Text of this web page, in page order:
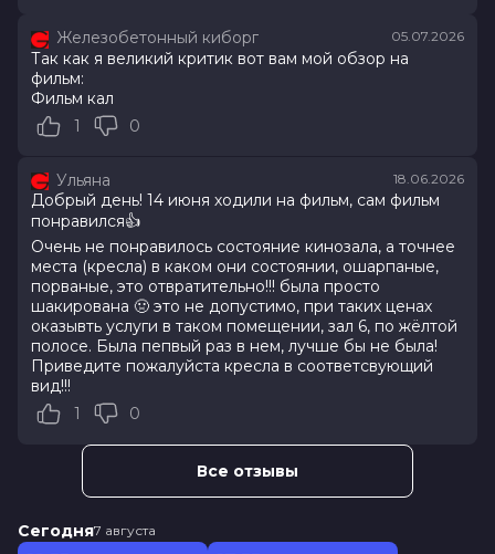
Оценка 7.2/ 10 (34 597 голосов)
Год
2026
Страна
Слоган
Режиссер
Кристина Асмус, Иван Охлобыстин,
Александр Самойленко, Мария
Рогожкина, Сергей Соцердотский,
Кирилл Нагиев
Продюсеры
Эдуард Илоян, Денис Жалинский,
Виталий Шляппо
Сценаристы
Савва Минаев, Клим Шипенко,
Максим Кудымов
Жанр
комедия, приключения
Бюджет
Длительность
до 17 июня
Можно оплатить
Железобетонный киборг 05.07.2026
Так как я великий критик вот вам мой обзор на
фильм:
Фильм кал
1
0
Ульяна 18.06.2026
Добрый день! 14 июня ходили на фильм, сам фильм
понравился👍
Очень не понравилось состояние кинозала, а точнее
места (кресла) в каком они состоянии, ошарпаные,
порваные, это отвратительно!!! была просто
шакирована 🤢 это не допустимо, при таких ценах
оказывть услуги в таком помещении, зал 6, по жёлтой
полосе. Была пепвый раз в нем, лучше бы не была!
Приведите пожалуйста кресла в соответсвующий
вид!!!
1
0
Все отзывы
Сегодня7 августа